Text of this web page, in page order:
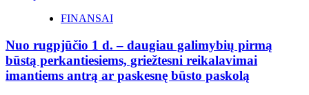
FINANSAI
Nuo rugpjūčio 1 d. – daugiau galimybių pirmą
būstą perkantiesiems, griežtesni reikalavimai
imantiems antrą ar paskesnę būsto paskolą